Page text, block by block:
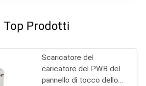
Top Prodotti
Scaricatore del
caricatore del PWB del
pannello di tocco dello